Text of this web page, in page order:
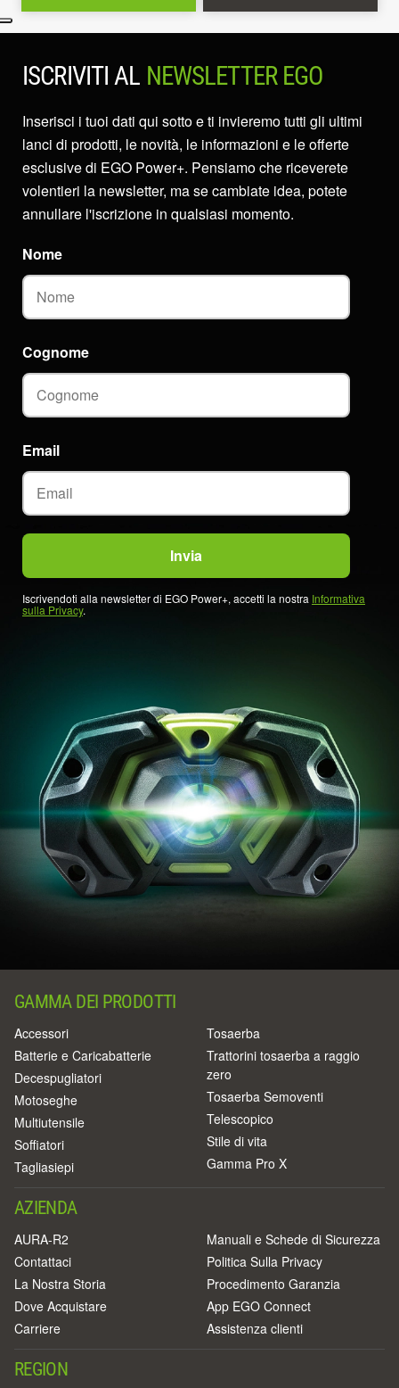
ISCRIVITI AL NEWSLETTER EGO
Inserisci i tuoi dati qui sotto e ti invieremo tutti gli ultimi
lanci di prodotti, le novità, le informazioni e le offerte
esclusive di EGO Power+. Pensiamo che riceverete
volentieri la newsletter, ma se cambiate idea, potete
annullare l'iscrizione in qualsiasi momento.
Email
Nome
Cognome
Iscrivendoti alla newsletter di EGO Power+, accetti la nostra Informativa
sulla Privacy.
GAMMA DEI PRODOTTI
Accessori
Batterie e Caricabatterie
Decespugliatori
Motoseghe
Multiutensile
Soffiatori
Tagliasiepi
Tosaerba
Trattorini tosaerba a raggio
zero
Tosaerba Semoventi
Telescopico
Stile di vita
Gamma Pro X
AZIENDA
AURA-R2
Contattaci
La Nostra Storia
Dove Acquistare
Carriere
Manuali e Schede di Sicurezza
Politica Sulla Privacy
Procedimento Garanzia
App EGO Connect
Assistenza clienti
REGION